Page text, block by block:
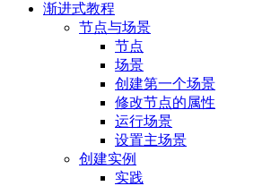
渐进式教程
节点与场景
节点
场景
创建第一个场景
修改节点的属性
运行场景
设置主场景
创建实例
实践